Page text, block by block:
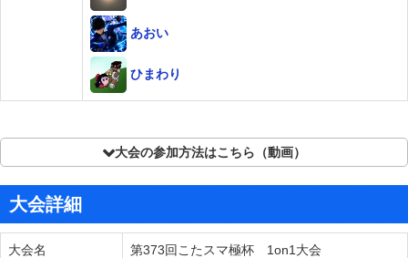
あおい
ひまわり
大会の参加方法はこちら（動画）
大会詳細
大会名 第373回こたスマ極杯 1on1大会